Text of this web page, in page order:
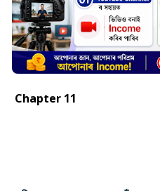
Chapter 11